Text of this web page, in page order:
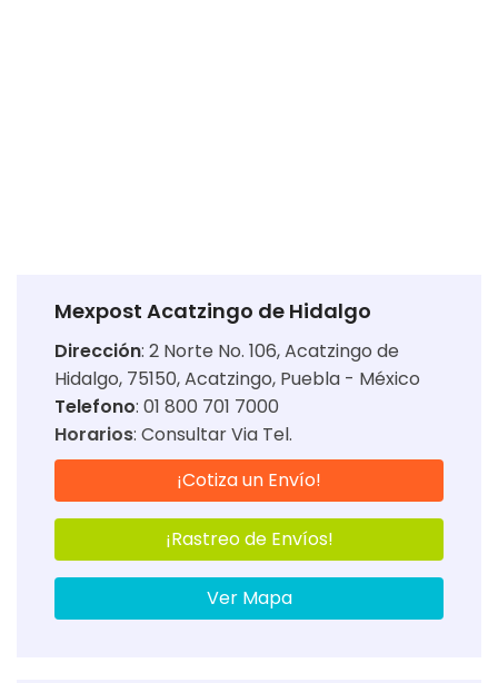
Mexpost Acatzingo de Hidalgo
Dirección: 2 Norte No. 106, Acatzingo de
Hidalgo, 75150, Acatzingo, Puebla - México
Telefono: 01 800 701 7000
Horarios: Consultar Via Tel.
¡Cotiza un Envío!
¡Rastreo de Envíos!
Ver Mapa